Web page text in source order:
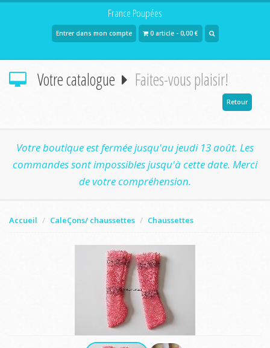
France Poupées
Entrer dans mon compte 0 article - 0,00 €
Votre catalogue Faites-vous plaisir!
Retour
Votre boutique est fermée jusqu'au jeudi 13 août. Les
commandes sont impossibles jusqu'à cette date. Merci
de votre compréhension.
Accueil CaleÇons/ chaussettes Chaussettes